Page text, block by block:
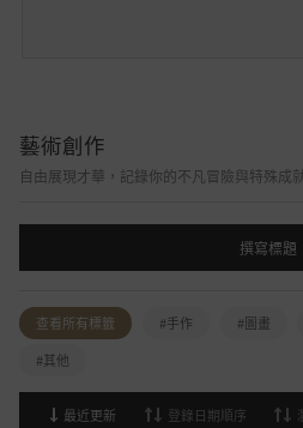
藝術創作
自由展現才華，記錄你的不凡冒險與特殊成
撰寫標題
查看所有標籤 #手作 #圖畫
#其他
最近更新 登錄日期順序